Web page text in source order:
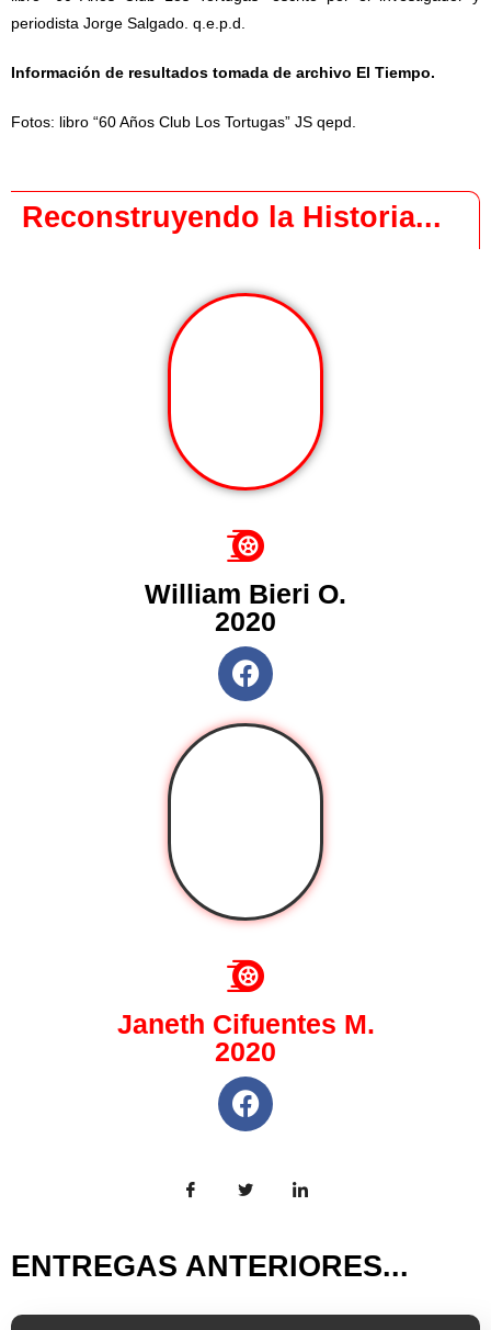
periodista Jorge Salgado. q.e.p.d.
Información de resultados tomada de archivo El Tiempo.
Fotos: libro “60 Años Club Los Tortugas” JS qepd.
Reconstruyendo la Historia...
William Bieri O.
2020
Janeth Cifuentes M.
2020
ENTREGAS ANTERIORES...